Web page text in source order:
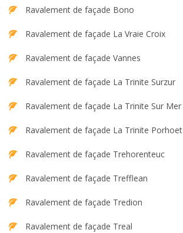
Ravalement de façade Bono
Ravalement de façade La Vraie Croix
Ravalement de façade Vannes
Ravalement de façade La Trinite Surzur
Ravalement de façade La Trinite Sur Mer
Ravalement de façade La Trinite Porhoet
Ravalement de façade Trehorenteuc
Ravalement de façade Trefflean
Ravalement de façade Tredion
Ravalement de façade Treal